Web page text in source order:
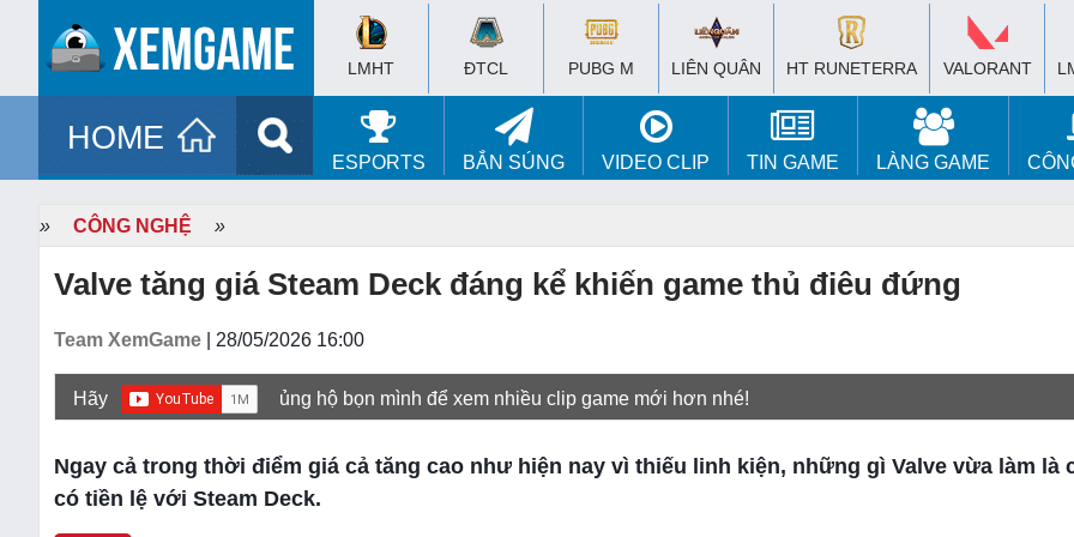
LMHT ĐTCL PUBG M LIÊN QUÂN HT RUNETERRA VALORANT
HOME
ESPORTS BẮN SÚNG VIDEO CLIP TIN GAME LÀNG GAME
» CÔNG NGHỆ »
Valve tăng giá Steam Deck đáng kể khiến game thủ điêu đứng
Team XemGame | 28/05/2026 16:00
Hãy ủng hộ bọn mình để xem nhiều clip game mới hơn nhé!
Ngay cả trong thời điểm giá cả tăng cao như hiện nay vì thiếu linh kiện, những gì Valve vừa làm là
có tiền lệ với Steam Deck.